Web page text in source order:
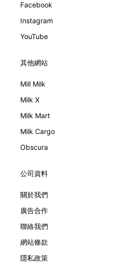
Facebook
Instagram
YouTube
其他網站
Mill Milk
Milk X
Milk Mart
Milk Cargo
Obscura
公司資料
關於我們
廣告合作
聯絡我們
網站條款
隱私政策